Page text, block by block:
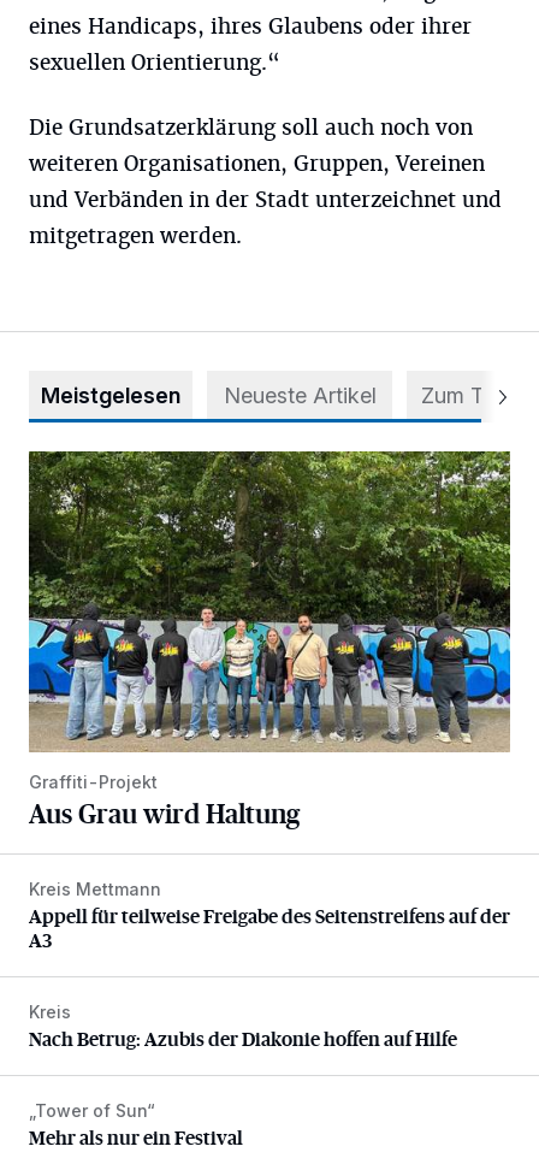
eines Handicaps, ihres Glaubens oder ihrer
sexuellen Orientierung.“
Die Grundsatzerklärung soll auch noch von
weiteren Organisationen, Gruppen, Vereinen
und Verbänden in der Stadt unterzeichnet und
mitgetragen werden.
Meistgelesen Neueste Artikel Zum Thema
Aus Grau wird Haltung
Graffiti-Projekt
Aus Grau wird Haltung
Appell für teilweise Freigabe des Seitenstreifens auf der A3
Kreis Mettmann
Appell für teilweise Freigabe des Seitenstreifens auf der
A3
Nach Betrug: Azubis der Diakonie hoffen auf Hilfe
Kreis
Nach Betrug: Azubis der Diakonie hoffen auf Hilfe
Mehr als nur ein Festival
„Tower of Sun“
Mehr als nur ein Festival